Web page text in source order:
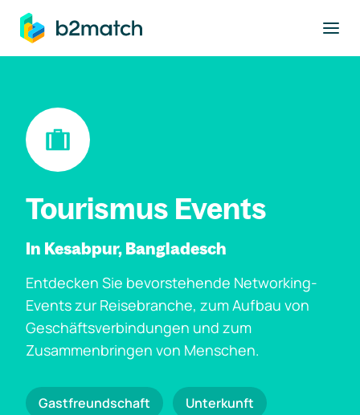
springen
Tourismus Events
In Kesabpur, Bangladesch
Entdecken Sie bevorstehende Networking-
Events zur Reisebranche, zum Aufbau von
Geschäftsverbindungen und zum
Zusammenbringen von Menschen.
Gastfreundschaft Unterkunft